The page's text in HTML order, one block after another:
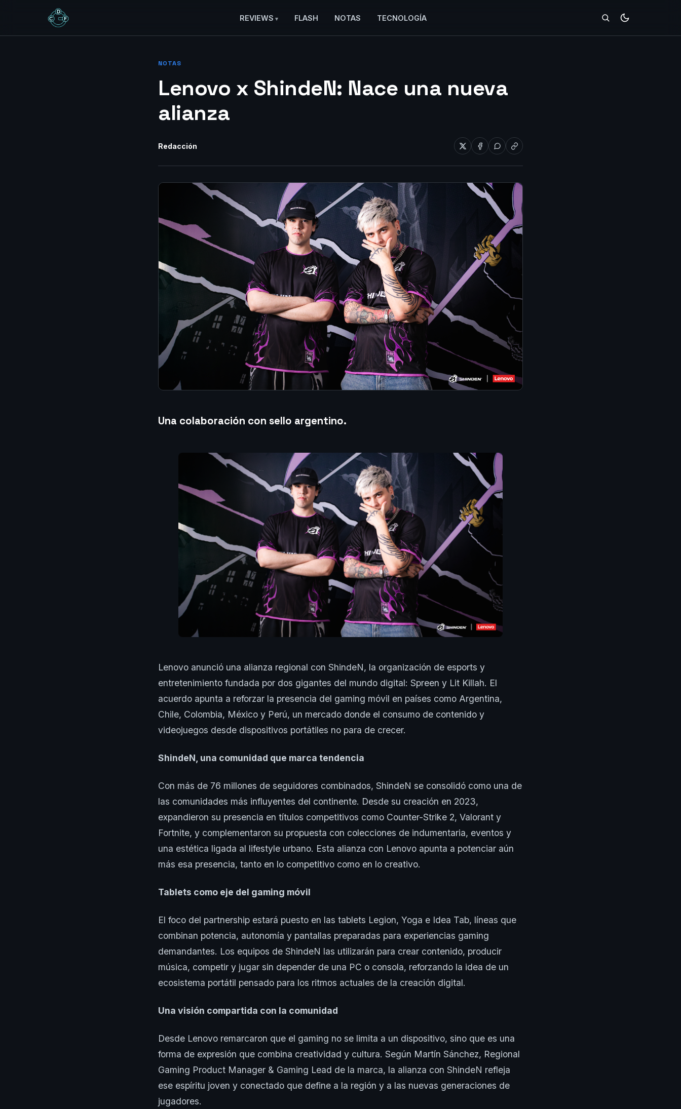
REVIEWS FLASH NOTAS TECNOLOGÍA
NOTAS
Lenovo x ShindeN: Nace una nueva
alianza
Redacción
Una colaboración con sello argentino.
Lenovo anunció una alianza regional con ShindeN, la organización de esports y
entretenimiento fundada por dos gigantes del mundo digital: Spreen y Lit Killah. El
acuerdo apunta a reforzar la presencia del gaming móvil en países como Argentina,
Chile, Colombia, México y Perú, un mercado donde el consumo de contenido y
videojuegos desde dispositivos portátiles no para de crecer.
ShindeN, una comunidad que marca tendencia
Con más de 76 millones de seguidores combinados, ShindeN se consolidó como una de
las comunidades más influyentes del continente. Desde su creación en 2023,
expandieron su presencia en títulos competitivos como Counter-Strike 2, Valorant y
Fortnite, y complementaron su propuesta con colecciones de indumentaria, eventos y
una estética ligada al lifestyle urbano. Esta alianza con Lenovo apunta a potenciar aún
más esa presencia, tanto en lo competitivo como en lo creativo.
Tablets como eje del gaming móvil
El foco del partnership estará puesto en las tablets Legion, Yoga e Idea Tab, líneas que
combinan potencia, autonomía y pantallas preparadas para experiencias gaming
demandantes. Los equipos de ShindeN las utilizarán para crear contenido, producir
música, competir y jugar sin depender de una PC o consola, reforzando la idea de un
ecosistema portátil pensado para los ritmos actuales de la creación digital.
Una visión compartida con la comunidad
Desde Lenovo remarcaron que el gaming no se limita a un dispositivo, sino que es una
forma de expresión que combina creatividad y cultura. Según Martín Sánchez, Regional
Gaming Product Manager & Gaming Lead de la marca, la alianza con ShindeN refleja
ese espíritu joven y conectado que define a la región y a las nuevas generaciones de
jugadores.